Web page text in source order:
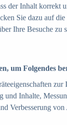
in
und weltweit
in
in
Handel in
der Inhalt korrekt
Sie dazu auf
Ihre Besuche
um Folgendes
und Inhalte,
Verbesserung von